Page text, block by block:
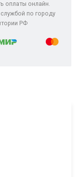
оплаты онлайн.
по городу
РФ